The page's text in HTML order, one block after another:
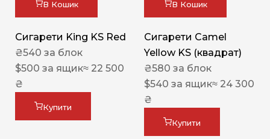
В Кошик
Сигарети King KS Red
₴540 за блок
$500 за ящик≈ 22 500
₴
Купити
В Кошик
Сигарети Camel
Yellow KS (квадрат)
₴580 за блок
$540 за ящик≈ 24 300
₴
Купити